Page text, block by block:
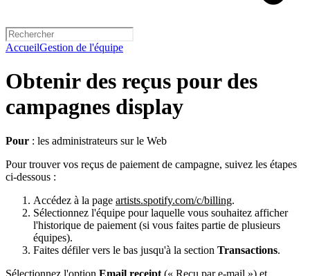
AccueilGestion de l'équipe
Obtenir des reçus pour des
campagnes display
Pour : les administrateurs sur le Web
Pour trouver vos reçus de paiement de campagne, suivez les étapes
ci-dessous :
Accédez à la page artists.spotify.com/c/billing.
Sélectionnez l'équipe pour laquelle vous souhaitez afficher
l'historique de paiement (si vous faites partie de plusieurs
équipes).
Faites défiler vers le bas jusqu'à la section Transactions.
Sélectionnez l'option Email receipt (« Reçu par e-mail ») et